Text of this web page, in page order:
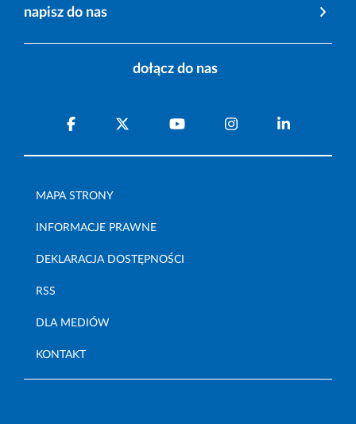
napisz do nas
dołącz do nas
MAPA STRONY
INFORMACJE PRAWNE
DEKLARACJA DOSTĘPNOŚCI
RSS
DLA MEDIÓW
KONTAKT